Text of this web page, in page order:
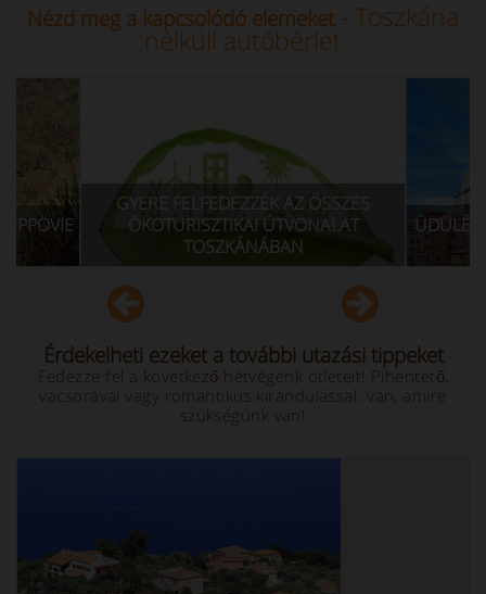
Nézd meg a kapcsolódó elemeket - Toszkána
nélküli autóbérlet
AZ ÖSSZES
ÚTVONALAT
ÜDÜLÉS TOSZKÁNAI
Érdekelheti ezeket a további utazási tippeket
Fedezze fel a következő hétvégénk ötleteit! Pihentető,
vacsorával vagy romantikus kirándulással: van, amire
szükségünk van!